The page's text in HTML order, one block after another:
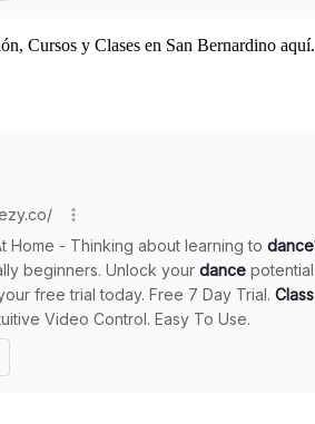
Cursos y Clases en San Bernardino aquí.